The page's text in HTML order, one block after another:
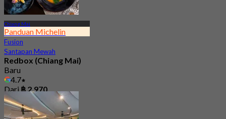
Chiang Mai
Panduan Michelin
Fusion
Santapan Mewah
Redbox (Chiang Mai)
Baru
4.7
Dari ฿ 2,970